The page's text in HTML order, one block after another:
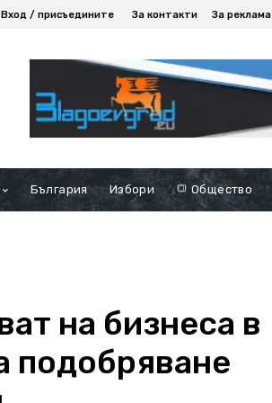
Вход / присъедините За контакти За реклама
България Избори Общество
на бизнеса в
подобряване